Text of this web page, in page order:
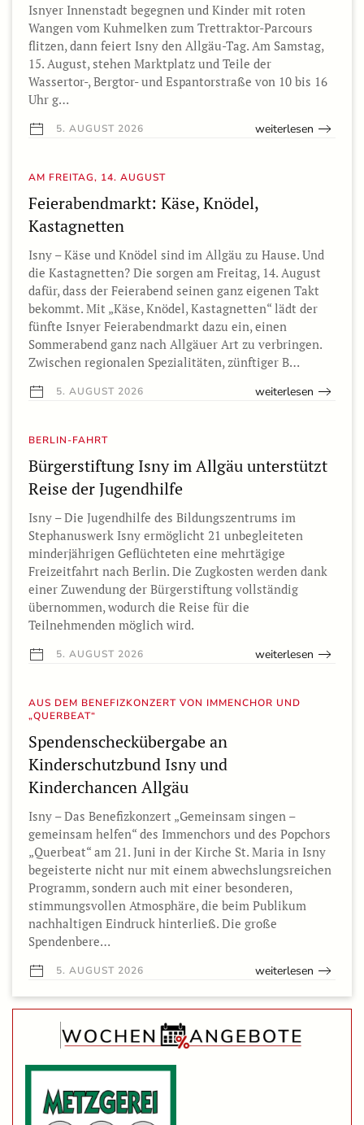
Isnyer Innenstadt begegnen und Kinder mit roten
Wangen vom Kuhmelken zum Trettraktor-Parcours
flitzen, dann feiert Isny den Allgäu-Tag. Am Samstag,
15. August, stehen Marktplatz und Teile der
Wassertor-, Bergtor- und Espantorstraße von 10 bis 16
Uhr g…
5. AUGUST 2026 weiterlesen
AM FREITAG, 14. AUGUST
Feierabendmarkt: Käse, Knödel,
Kastagnetten
Isny – Käse und Knödel sind im Allgäu zu Hause. Und
die Kastagnetten? Die sorgen am Freitag, 14. August
dafür, dass der Feierabend seinen ganz eigenen Takt
bekommt. Mit „Käse, Knödel, Kastagnetten“ lädt der
fünfte Isnyer Feierabendmarkt dazu ein, einen
Sommerabend ganz nach Allgäuer Art zu verbringen.
Zwischen regionalen Spezialitäten, zünftiger B…
5. AUGUST 2026 weiterlesen
BERLIN-FAHRT
Bürgerstiftung Isny im Allgäu unterstützt
Reise der Jugendhilfe
Isny – Die Jugendhilfe des Bildungszentrums im
Stephanuswerk Isny ermöglicht 21 unbegleiteten
minderjährigen Geflüchteten eine mehrtägige
Freizeitfahrt nach Berlin. Die Zugkosten werden dank
einer Zuwendung der Bürgerstiftung vollständig
übernommen, wodurch die Reise für die
Teilnehmenden möglich wird.
5. AUGUST 2026 weiterlesen
AUS DEM BENEFIZKONZERT VON IMMENCHOR UND
„QUERBEAT“
Spendenscheckübergabe an
Kinderschutzbund Isny und
Kinderchancen Allgäu
Isny – Das Benefizkonzert „Gemeinsam singen –
gemeinsam helfen“ des Immenchors und des Popchors
„Querbeat“ am 21. Juni in der Kirche St. Maria in Isny
begeisterte nicht nur mit einem abwechslungsreichen
Programm, sondern auch mit einer besonderen,
stimmungsvollen Atmosphäre, die beim Publikum
nachhaltigen Eindruck hinterließ. Die große
Spendenbere…
5. AUGUST 2026 weiterlesen